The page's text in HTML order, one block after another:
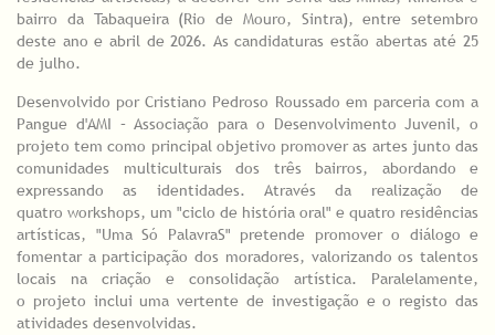
bairro da Tabaqueira (Rio de Mouro, Sintra), entre setembro
deste ano e abril de 2026. As candidaturas estão abertas até 25
de julho.
Desenvolvido por Cristiano Pedroso Roussado em parceria com a
Pangue d'AMI – Associação para o Desenvolvimento Juvenil, o
projeto tem como principal objetivo promover as artes junto das
comunidades multiculturais dos três bairros, abordando e
expressando as identidades. Através da realização de
quatro workshops, um "ciclo de história oral" e quatro residências
artísticas, "Uma Só PalavraS" pretende promover o diálogo e
fomentar a participação dos moradores, valorizando os talentos
locais na criação e consolidação artística. Paralelamente,
o projeto inclui uma vertente de investigação e o registo das
atividades desenvolvidas.